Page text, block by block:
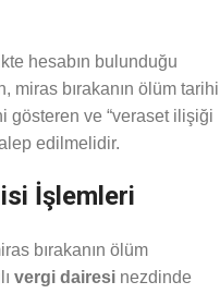
hesabın bulunduğu
miras bırakanın ölüm tarihi
gösteren ve “veraset ilişiği
edilmelidir.
İşlemleri
bırakanın ölüm
vergi dairesi nezdinde